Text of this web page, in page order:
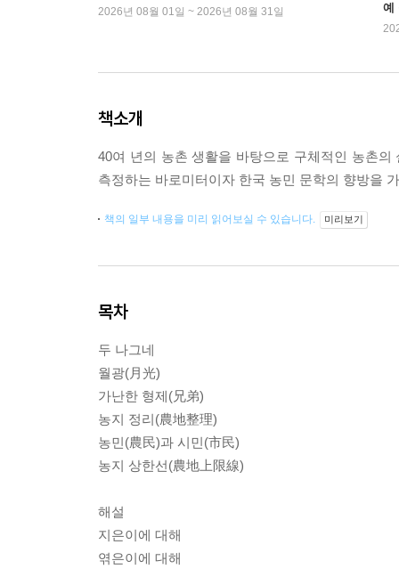
2026년 08월 01일 ~ 2026년 08월 31일
예
책소개
40여 년의 농촌 생활을 바탕으로 구체적인 농촌
측정하는 바로미터이자 한국 농민 문학의 향방을
책의 일부 내용을 미리 읽어보실 수 있습니다. 미리보기
목차
두 나그네
월광(月光)
가난한 형제(兄弟)
농지 정리(農地整理)
농민(農民)과 시민(市民)
농지 상한선(農地上限線)
해설
지은이에 대해
엮은이에 대해